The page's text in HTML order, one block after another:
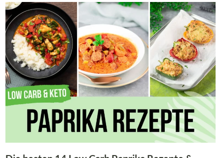
ASCARPONE-A
UFLAUF M
IT H
ÄHNCHEN